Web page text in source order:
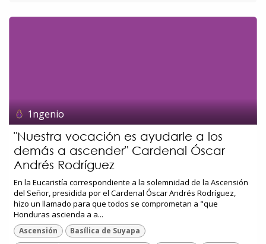
1ngenio
"Nuestra vocación es ayudarle a los
demás a ascender" Cardenal Óscar
Andrés Rodríguez
En la Eucaristía correspondiente a la solemnidad de la Ascensión
del Señor, presidida por el Cardenal Óscar Andrés Rodríguez,
hizo un llamado para que todos se comprometan a "que
Honduras ascienda a a...
Ascensión
Basílica de Suyapa